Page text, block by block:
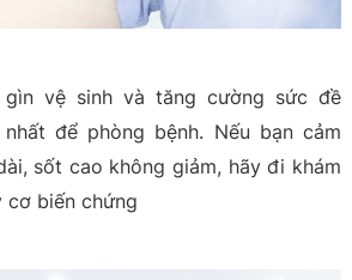
gìn vệ sinh và tăng cường sức đề
để phòng bệnh. Nếu bạn cảm
sốt cao không giảm, hãy đi khám
cơ biến chứng